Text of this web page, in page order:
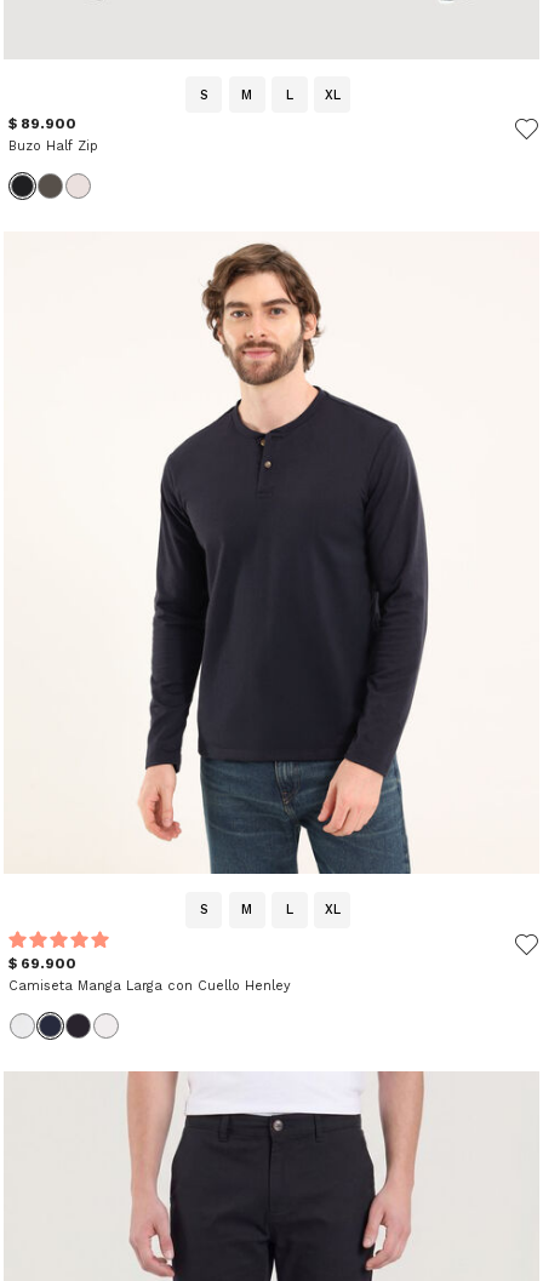
S M L XL
$ 89.900
Buzo Half Zip
S M L XL
$ 69.900
Camiseta Manga Larga con Cuello Henley